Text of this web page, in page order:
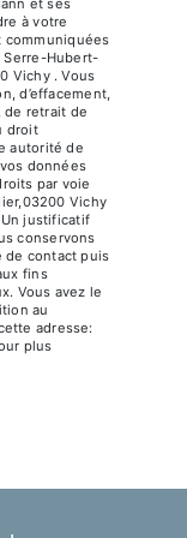
et ses
à votre
communiquées
Serre-Hubert-
Vichy . Vous
d’effacement,
de retrait de
droit
autorité de
données
par voie
Vichy
justificatif
conservons
de contact puis
fins
Vous avez le
au
adresse:
plus